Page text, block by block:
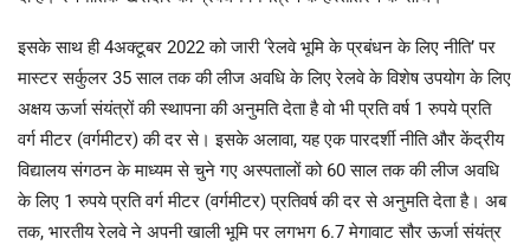
इसके साथ ही 4अक्टूबर 2022 को जारी ‘रेलवे भूमि के प्रबंधन के लिए नीति’ पर
मास्टर सर्कुलर 35 साल तक की लीज अवधि के लिए रेलवे के विशेष उपयोग के लिए
अक्षय ऊर्जा संयंत्रों की स्थापना की अनुमति देता है वो भी प्रति वर्ष 1 रुपये प्रति
वर्ग मीटर (वर्गमीटर) की दर से। इसके अलावा, यह एक पारदर्शी नीति और केंद्रीय
विद्यालय संगठन के माध्यम से चुने गए अस्पतालों को 60 साल तक की लीज अवधि
के लिए 1 रुपये प्रति वर्ग मीटर (वर्गमीटर) प्रतिवर्ष की दर से अनुमति देता है। अब
तक, भारतीय रेलवे ने अपनी खाली भूमि पर लगभग 6.7 मेगावाट सौर ऊर्जा संयंत्र